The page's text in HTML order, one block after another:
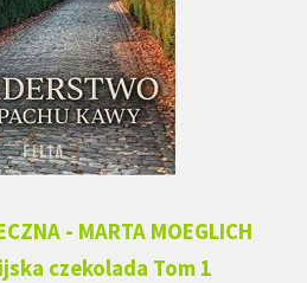
- MARTA MOEGLICH
czekolada Tom 1